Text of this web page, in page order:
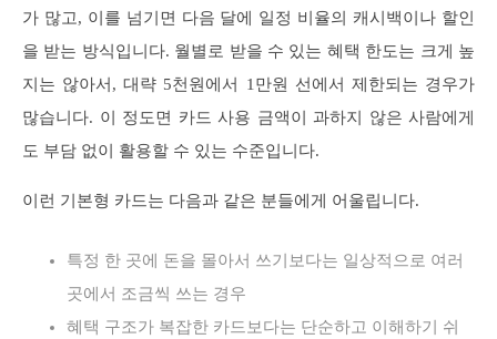
가 많고, 이를 넘기면 다음 달에 일정 비율의 캐시백이나 할인
을 받는 방식입니다. 월별로 받을 수 있는 혜택 한도는 크게 높
지는 않아서, 대략 5천원에서 1만원 선에서 제한되는 경우가
많습니다. 이 정도면 카드 사용 금액이 과하지 않은 사람에게
도 부담 없이 활용할 수 있는 수준입니다.
이런 기본형 카드는 다음과 같은 분들에게 어울립니다.
특정 한 곳에 돈을 몰아서 쓰기보다는 일상적으로 여러
곳에서 조금씩 쓰는 경우
혜택 구조가 복잡한 카드보다는 단순하고 이해하기 쉬